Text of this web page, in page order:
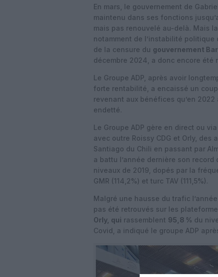
En mars, le gouvernement de
maintenu dans ses fonctions
mais pas renouvelé au-delà. Mais
notamment de l’instabilité politique
de la censure du gouvernement
décembre 2024, a donc encore été
Le Groupe ADP, après avoir
forte rentabilité, a encaissé un
revenant aux bénéfices qu’en
endetté.
Le Groupe ADP gère en direct ou
avec outre Roissy CDG et Orly, des
Santiago du Chili en passant par
a battu l’année dernière son
niveaux de 2019, dopés par la
GMR (114,2%) et turc TAV (111,5%).
Malgré une hausse du trafic
pas été retrouvés sur les
Orly, qui rassemblent 95,8 % du
Covid, a indiqué le groupe ADP